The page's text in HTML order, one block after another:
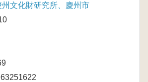
州文化財研究所、慶州市